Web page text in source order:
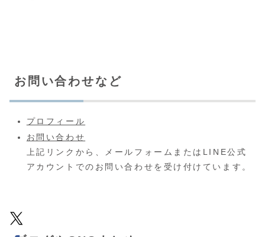
お問い合わせなど
プロフィール
お問い合わせ
上記リンクから、メールフォームまたはLINE公式
アカウントでのお問い合わせを受け付けています。